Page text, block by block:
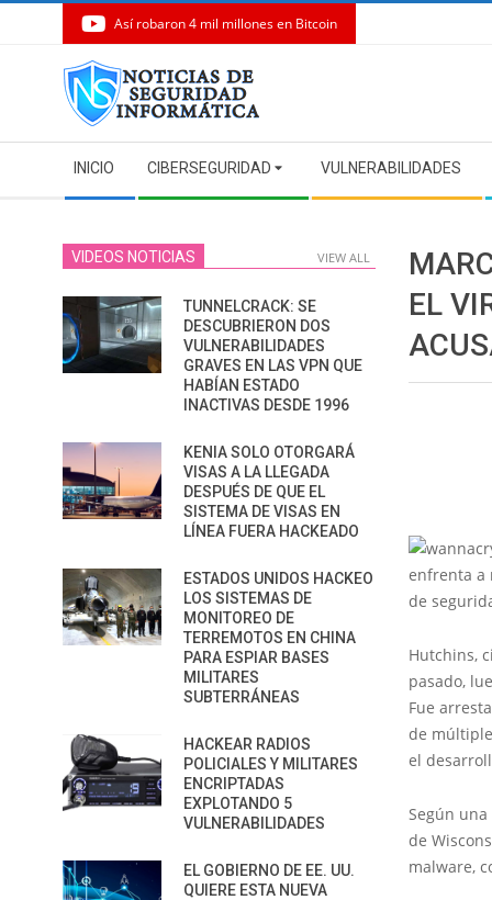
Así robaron 4 mil millones en Bitcoin
Navigation
Menu
INICIO CIBERSEGURIDAD VULNERABILIDADES
EL
enfrenta a
de
Hutchins,
pasado,
Fue
de
el
Según
de
malware,
VIDEOS NOTICIAS VIEW ALL
TUNNELCRACK: SE
DESCUBRIERON DOS
VULNERABILIDADES
GRAVES EN LAS VPN QUE
HABÍAN ESTADO
INACTIVAS DESDE 1996
KENIA SOLO OTORGARÁ
VISAS A LA LLEGADA
DESPUÉS DE QUE EL
SISTEMA DE VISAS EN
LÍNEA FUERA HACKEADO
ESTADOS UNIDOS HACKEO
LOS SISTEMAS DE
MONITOREO DE
TERREMOTOS EN CHINA
PARA ESPIAR BASES
MILITARES
SUBTERRÁNEAS
HACKEAR RADIOS
POLICIALES Y MILITARES
ENCRIPTADAS
EXPLOTANDO 5
VULNERABILIDADES
EL GOBIERNO DE EE. UU.
QUIERE ESTA NUEVA